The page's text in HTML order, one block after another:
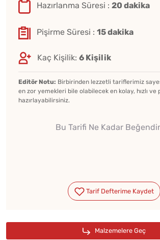
Hazırlanma Süresi : 20 dakika
Pişirme Süresi : 15 dakika
Kaç Kişilik: 6 Kişilik
Editör Notu: Birbirinden lezzetli tariflerimiz
en zor yemekleri bile olabilecek en kolay, hızlı ve
hazırlayabilirsiniz.
Bu Tarifi Ne Kadar